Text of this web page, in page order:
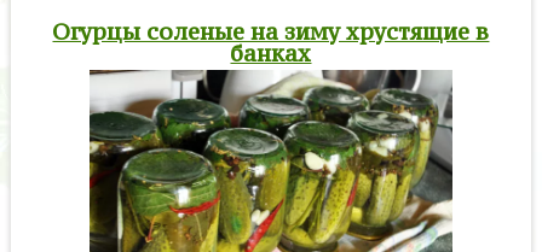
Огурцы соленые на зиму хрустящие в
банках